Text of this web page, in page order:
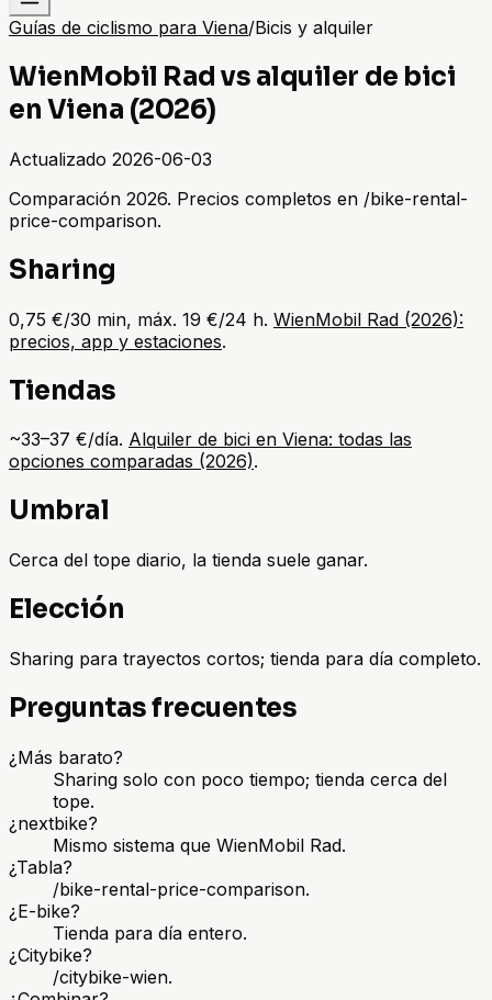
Guías de ciclismo para Viena/Bicis y alquiler
WienMobil Rad vs alquiler de bici
en Viena (2026)
Actualizado 2026-06-03
Comparación 2026. Precios completos en /bike-rental-
price-comparison.
Sharing
0,75 €/30 min, máx. 19 €/24 h. WienMobil Rad (2026):
precios, app y estaciones.
Tiendas
~33–37 €/día. Alquiler de bici en Viena: todas las
opciones comparadas (2026).
Umbral
Cerca del tope diario, la tienda suele ganar.
Elección
Sharing para trayectos cortos; tienda para día completo.
Preguntas frecuentes
¿Más barato?
Sharing solo con poco tiempo; tienda cerca del
tope.
¿nextbike?
Mismo sistema que WienMobil Rad.
¿Tabla?
/bike-rental-price-comparison.
¿E-bike?
Tienda para día entero.
¿Citybike?
/citybike-wien.